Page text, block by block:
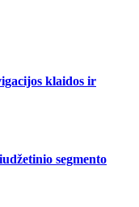
klaidos ir
segmento